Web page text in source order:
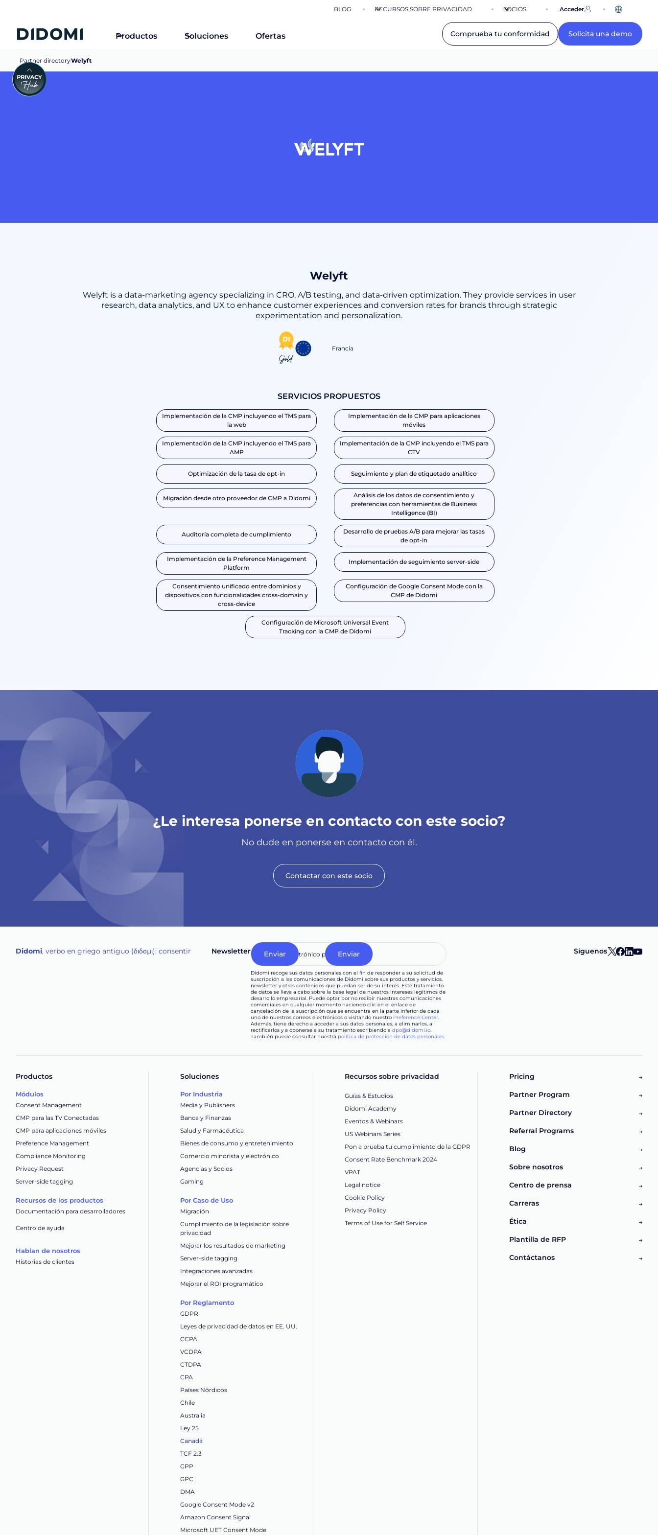
BLOG RECURSOS SOBRE PRIVACIDAD SOCIOS Acceder ES
Productos Soluciones Ofertas Comprueba tu conformidad Solicita una demo
Partner directoryWelyft
Welyft
Welyft is a data-marketing agency specializing in CRO, A/B testing, and data-driven optimization. They provide services in user
research, data analytics, and UX to enhance customer experiences and conversion rates for brands through strategic
experimentation and personalization.
Gold
Francia
SERVICIOS PROPUESTOS
Implementación de la CMP incluyendo el TMS para
la web
Implementación de la CMP para aplicaciones
móviles
Implementación de la CMP incluyendo el TMS para
AMP
Implementación de la CMP incluyendo el TMS para
CTV
Optimización de la tasa de opt-in Seguimiento y plan de etiquetado analítico
Migración desde otro proveedor de CMP a Didomi
Análisis de los datos de consentimiento y
preferencias con herramientas de Business
Intelligence (BI)
Auditoría completa de cumplimiento
Desarrollo de pruebas A/B para mejorar las tasas
de opt-in
Implementación de la Preference Management
Platform
Implementación de seguimiento server-side
Consentimiento unificado entre dominios y
dispositivos con funcionalidades cross-domain y
cross-device
Configuración de Google Consent Mode con la
CMP de Didomi
Configuración de Microsoft Universal Event
Tracking con la CMP de Didomi
¿Le interesa ponerse en contacto con este socio?
No dude en ponerse en contacto con él.
Contactar con este socio
Didomi, verbo en griego antiguo (διδομι): consentir Newsletter
Didomi recoge sus datos personales con el fin de responder a su solicitud de
suscripción a las comunicaciones de Didomi sobre sus productos y servicios,
newsletter y otros contenidos que puedan ser de su interés. Este tratamiento
de datos se lleva a cabo sobre la base legal de nuestros intereses legítimos de
desarrollo empresarial. Puede optar por no recibir nuestras comunicaciones
comerciales en cualquier momento haciendo clic en el enlace de
cancelación de la suscripción que se encuentra en la parte inferior de cada
uno de nuestros correos electrónicos o visitando nuestro Preference Center.
Además, tiene derecho a acceder a sus datos personales, a eliminarlos, a
rectificarlos y a oponerse a su tratamiento escribiendo a dpo@didomi.io.
También puede consultar nuestra política de protección de datos personales.
Síguenos
Productos
Módulos
Consent Management
CMP para las TV Conectadas
CMP para aplicaciones móviles
Preference Management
Compliance Monitoring
Privacy Request
Server-side tagging
Recursos de los productos
Documentación para desarrolladores
Centro de ayuda
Hablan de nosotros
Historias de clientes
Soluciones
Por Industria
Media y Publishers
Banca y Finanzas
Salud y Farmacéutica
Bienes de consumo y entretenimiento
Comercio minorista y electrónico
Agencias y Socios
Gaming
Por Caso de Uso
Migración
Cumplimiento de la legislación sobre
privacidad
Mejorar los resultados de marketing
Server-side tagging
Integraciones avanzadas
Mejorar el ROI programático
Por Reglamento
GDPR
Leyes de privacidad de datos en EE. UU.
CCPA
VCDPA
CTDPA
CPA
Países Nórdicos
Chile
Australia
Ley 25
Canadá
TCF 2.3
GPP
GPC
DMA
Google Consent Mode v2
Amazon Consent Signal
Microsoft UET Consent Mode
Recursos sobre privacidad
Guías & Estudios
Didomi Academy
Eventos & Webinars
US Webinars Series
Pon a prueba tu cumplimiento de la GDPR
Consent Rate Benchmark 2024
VPAT
Legal notice
Cookie Policy
Privacy Policy
Terms of Use for Self Service
Pricing
Partner Program
Partner Directory
Referral Programs
Blog
Sobre nosotros
Centro de prensa
Carreras
Ética
Plantilla de RFP
Contáctanos